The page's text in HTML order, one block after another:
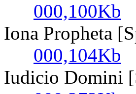
000,100Kb
Iona Propheta
000,104Kb
Iudicio Domini